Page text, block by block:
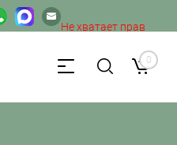
Не хватает прав
к веб-форме. 0